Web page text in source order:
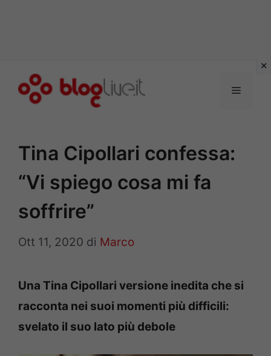
Menu
Tina Cipollari confessa:
“Vi spiego cosa mi fa
soffrire”
Ott 11, 2020 di Marco
Una Tina Cipollari versione inedita che si
racconta nei suoi momenti più difficili:
svelato il suo lato più debole